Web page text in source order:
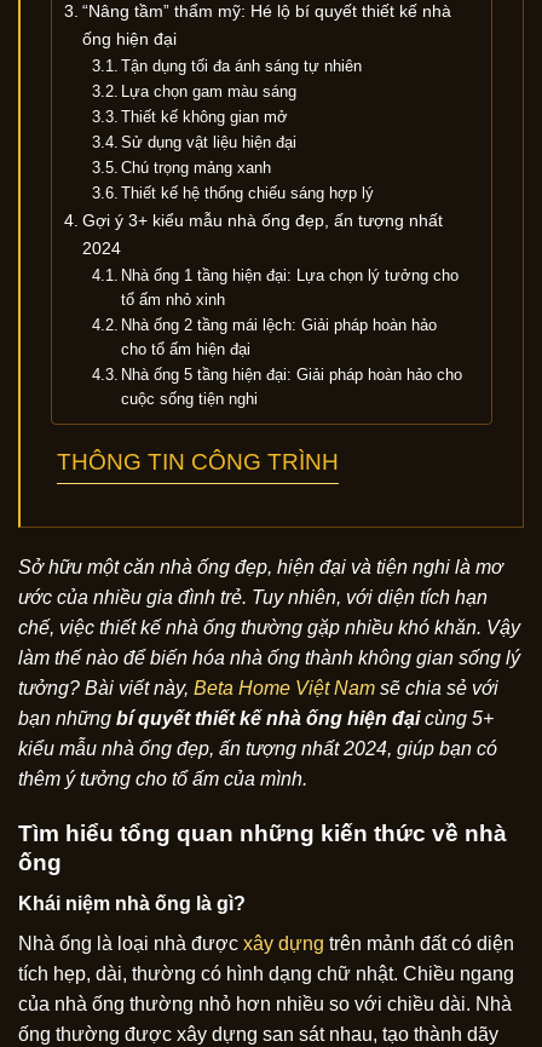
“Nâng tầm” thẩm mỹ: Hé lộ bí quyết thiết kế nhà
ống hiện đại
Tận dụng tối đa ánh sáng tự nhiên
Lựa chọn gam màu sáng
Thiết kế không gian mở
Sử dụng vật liệu hiện đại
Chú trọng mảng xanh
Thiết kế hệ thống chiếu sáng hợp lý
Gợi ý 3+ kiểu mẫu nhà ống đẹp, ấn tượng nhất
2024
Nhà ống 1 tầng hiện đại: Lựa chọn lý tưởng cho
tổ ấm nhỏ xinh
Nhà ống 2 tầng mái lệch: Giải pháp hoàn hảo
cho tổ ấm hiện đại
Nhà ống 5 tầng hiện đại: Giải pháp hoàn hảo cho
cuộc sống tiện nghi
THÔNG TIN CÔNG TRÌNH
Sở hữu một căn nhà ống đẹp, hiện đại và tiện nghi là mơ
ước của nhiều gia đình trẻ. Tuy nhiên, với diện tích hạn
chế, việc thiết kế nhà ống thường gặp nhiều khó khăn. Vậy
làm thế nào để biến hóa nhà ống thành không gian sống lý
tưởng? Bài viết này, Beta Home Việt Nam sẽ chia sẻ với
bạn những bí quyết thiết kế nhà ống hiện đạicùng 5+
kiểu mẫu nhà ống đẹp, ấn tượng nhất 2024, giúp bạn có
thêm ý tưởng cho tổ ấm của mình.
Tìm hiểu tổng quan những kiến thức về nhà
ống
Khái niệm nhà ống là gì?
Nhà ống là loại nhà được xây dựng trên mảnh đất có diện
tích hẹp, dài, thường có hình dạng chữ nhật. Chiều ngang
của nhà ống thường nhỏ hơn nhiều so với chiều dài. Nhà
ống thường được xây dựng san sát nhau, tạo thành dãy